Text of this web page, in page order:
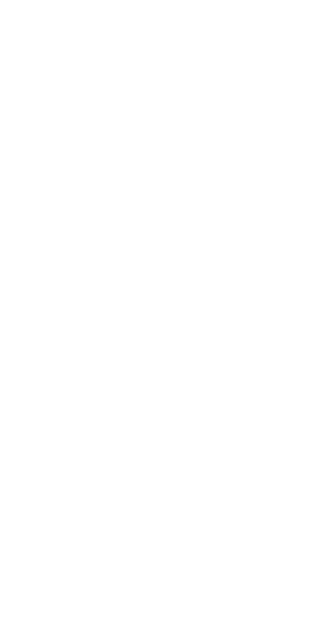
Achten Sie daher auf die Anzahl der Vorräume
höherem Gewicht.
in Millimetern. Ein wichtigerer Parameter als die
standzuhalten. Angegeben in Millimetern.
bedeuten mehr Privatsphäre und mehr Vielfalt im